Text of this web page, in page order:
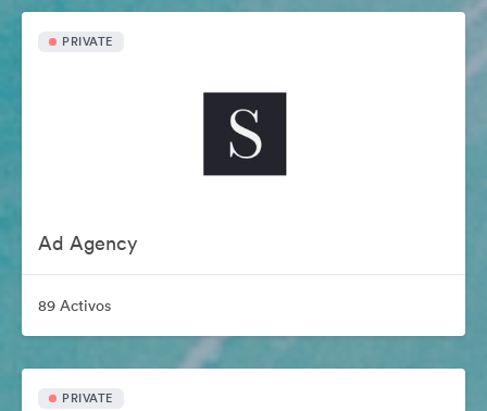
PRIVATE
Ad Agency
89 Activos
PRIVATE